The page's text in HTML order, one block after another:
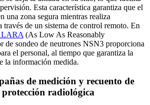
Esta característica garantiza que el
una zona segura mientras realiza
través de un sistema de control remoto. En
(As Low As Reasonably
de sondeo de neutrones NSN3 proporciona
el personal, al tiempo que garantiza la
la información medida.
de medición y recuento de
radiológica